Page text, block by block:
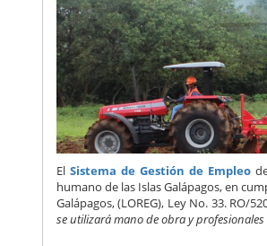
ElSistema de Gestión de Empleo
humano de las Islas Galápagos, en
Galápagos, (LOREG), Ley No. 33. RO/
se utilizará mano de obra y